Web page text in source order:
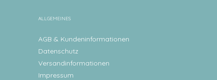
ALLGEMEINES
AGB & Kundeninformationen
Datenschutz
Versandinformationen
Impressum